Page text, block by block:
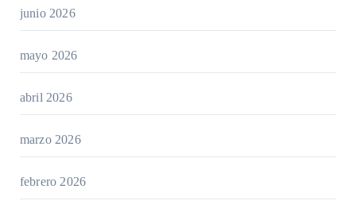
junio 2026
mayo 2026
abril 2026
marzo 2026
febrero 2026